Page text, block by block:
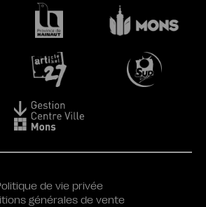
de vie privée
générales de vente